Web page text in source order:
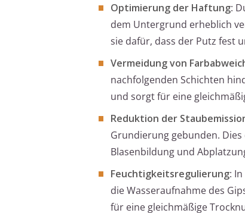
Optimierung der Haftung:
dem Untergrund erheblich
sie dafür, dass der Putz fest
Vermeidung von
nachfolgenden Schichten
und sorgt für eine
Reduktion der
Grundierung gebunden.
Blasenbildung und
Feuchtigkeitsregulierung:
die Wasseraufnahme des
für eine gleichmäßige